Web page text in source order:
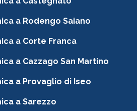
a Rodengo Saiano
a Corte Franca
a Cazzago San Martino
a Provaglio di Iseo
a Sarezzo